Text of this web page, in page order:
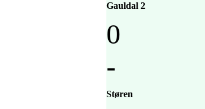
Gauldal 2
0
-
Støren